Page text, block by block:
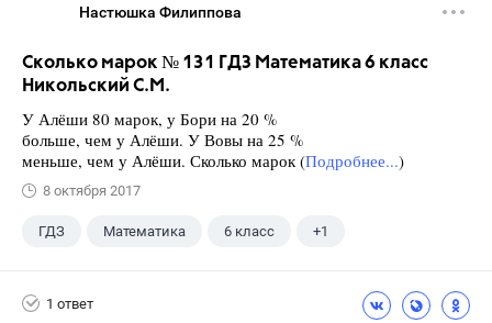
Настюшка Филиппова
Сколько марок № 131 ГДЗ Математика 6 класс
Никольский С.М.
У Алёши 80 марок, у Бори на 20 %
больше, чем у Алёши. У Вовы на 25 %
меньше, чем у Алёши. Сколько марок (Подробнее...)
8 октября 2017
ГДЗ Математика 6 класс +1
1 ответ